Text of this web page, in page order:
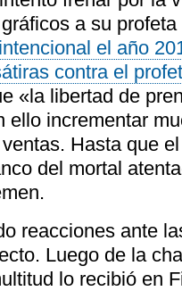
a su
el año
contra el
«la libertad de
ello incrementar
Hasta que
del mortal
reacciones ante
Luego de la
lo recibió en